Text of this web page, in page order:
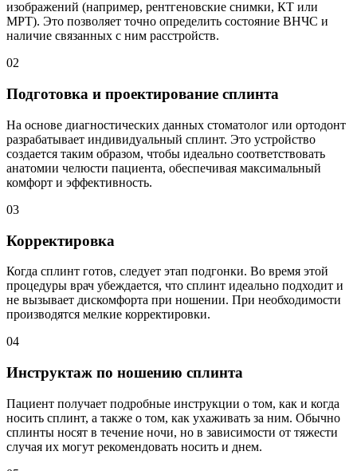
изображений (например, рентгеновские снимки, КТ или
МРТ). Это позволяет точно определить состояние ВНЧС и
наличие связанных с ним расстройств.
02
Подготовка и проектирование сплинта
На основе диагностических данных стоматолог или ортодонт
разрабатывает индивидуальный сплинт. Это устройство
создается таким образом, чтобы идеально соответствовать
анатомии челюсти пациента, обеспечивая максимальный
комфорт и эффективность.
03
Корректировка
Когда сплинт готов, следует этап подгонки. Во время этой
процедуры врач убеждается, что сплинт идеально подходит и
не вызывает дискомфорта при ношении. При необходимости
производятся мелкие корректировки.
04
Инструктаж по ношению сплинта
Пациент получает подробные инструкции о том, как и когда
носить сплинт, а также о том, как ухаживать за ним. Обычно
сплинты носят в течение ночи, но в зависимости от тяжести
случая их могут рекомендовать носить и днем.